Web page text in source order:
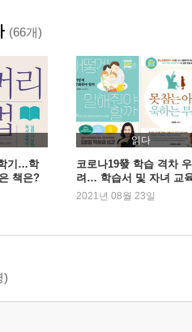
은 ‘지식’이 아닌 ‘재미’ / 2주 한
공부를 못해요
고르는 법
3] 언어능력을 단시간에 높이는
다는 우리 아이, 어떻게 할까?
해서 못 읽는 걸까? / 이야기책
독서 습관 체크리스트
4] 읽기 열등 상태를 극복하는 초
능력 평가 활용법
5] 읽기 열등 상태를 극복하는 초
(66개)
기…학
책은?
읽다
코로나19發 학습 격차 우
려… 학습서 및 자녀 교
판매량 상승세
2021년 08월 23일
)